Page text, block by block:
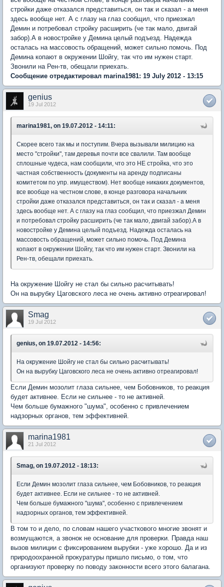
стройки даже отказался представиться, он так и сказал - а меня
здесь вообще нет. А с глазу на глаз сообщил, что приезжал
Демин и потребовал стройку расширить (че так мало, двигай
забор).А в новостройке у Демина целый подъезд. Надежда
осталась на массовость обращений, может сильно помочь. Под
Демина копают в окружении Шойгу, так что им нужен старт.
Звонили на Рен-тв, обещали приехать.
Сообщение отредактировал marina1981: 19 July 2012 - 13:15
genius
19 Jul 2012
marina1981, on 19.07.2012 - 14:11:
Скорее всего так мы и поступим. Вчера вызывали милицию на
место "стройки", там деревья почти все свалили. Там вообще
сплошные чудеса, нам сообщили, что это НЕ стройка, что это
частная собственность (документы на аренду подписаны
комитетом по упр. имуществом). Нет вообще никаких документов,
все вообще на честном слове, в конце разговора начальник
стройки даже отказался представиться, он так и сказал - а меня
здесь вообще нет. А с глазу на глаз сообщил, что приезжал Демин
и потребовал стройку расширить (че так мало, двигай забор).А в
новостройке у Демина целый подъезд. Надежда осталась на
массовость обращений, может сильно помочь. Под Демина
копают в окружении Шойгу, так что им нужен старт. Звонили на
Рен-тв, обещали приехать.
На окружение Шойгу не стал бы сильно расчитывать!
Он на вырубку Цаговского леса не очень активно отреагировал!
Smag
19 Jul 2012
genius, on 19.07.2012 - 14:56:
На окружение Шойгу не стал бы сильно расчитывать!
Он на вырубку Цаговского леса не очень активно отреагировал!
Если Демин мозолит глаза сильнее, чем Бобовников, то реакция
будет активнее. Если не сильнее - то не активней.
Чем больше бумажного "шума", особенно с привлечением
надзорных органов, тем эффективней.
marina1981
21 Jul 2012
Smag, on 19.07.2012 - 18:13:
Если Демин мозолит глаза сильнее, чем Бобовников, то реакция
будет активнее. Если не сильнее - то не активней.
Чем больше бумажного "шума", особенно с привлечением
надзорных органов, тем эффективней.
В том то и дело, по словам нашего участкового многие звонят и
возмущаются, а звонок не основание для проверки. Правда наш
вызов милиции с фиксированием вырубки - уже хорошо. Да и из
природоохранной прокуратуры пришло письмо, о том, что
организуют проверку по поводу законности всего этого балагана.